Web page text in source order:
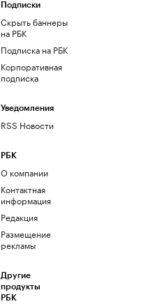
Подписки
Скрыть баннеры
на РБК
Подписка на РБК
Корпоративная
подписка
Уведомления
RSS Новости
РБК
О компании
Контактная
информация
Редакция
Размещение
рекламы
Другие
продукты
РБК